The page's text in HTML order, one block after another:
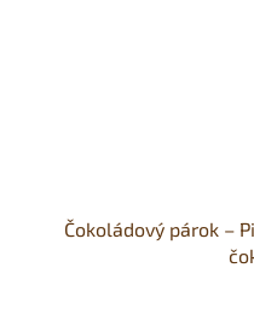
Čokoládový párok –